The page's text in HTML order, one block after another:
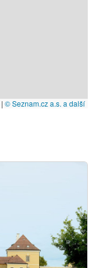
| © Seznam.cz a.s. a další